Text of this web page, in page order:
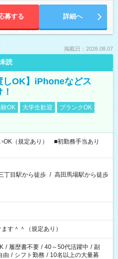
募する 詳細へ
掲載日：2026.08.07
未読
しOK】iPhoneなどス
OK 大学生歓迎
ブランクOK
（規定あり） ■初勤務手当あり
丁目駅から徒歩 / 高田馬場駅から徒歩
す＾＾（規定あり）
/ 履歴書不要 / 40～50代活躍中 / 副
由 / シフト勤務 / 10名以上の大量募